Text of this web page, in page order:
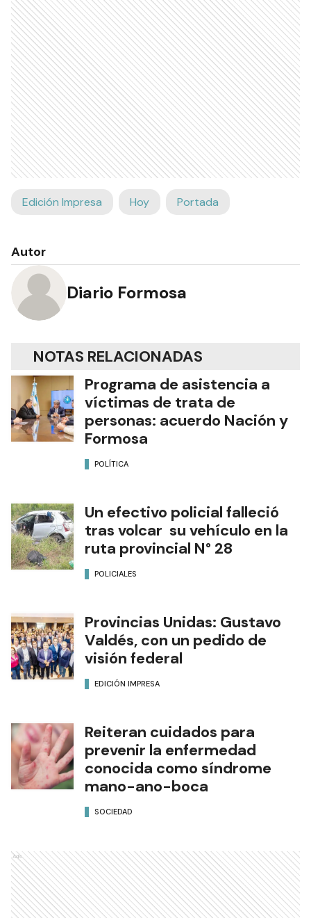
Edición Impresa Hoy Portada
Autor
Diario Formosa
NOTAS RELACIONADAS
Programa de asistencia a
víctimas de trata de
personas: acuerdo Nación y
Formosa
POLÍTICA
Un efectivo policial falleció
tras volcar su vehículo en la
ruta provincial N° 28
POLICIALES
Provincias Unidas: Gustavo
Valdés, con un pedido de
visión federal
EDICIÓN IMPRESA
Reiteran cuidados para
prevenir la enfermedad
conocida como síndrome
mano-ano-boca
SOCIEDAD
Ads